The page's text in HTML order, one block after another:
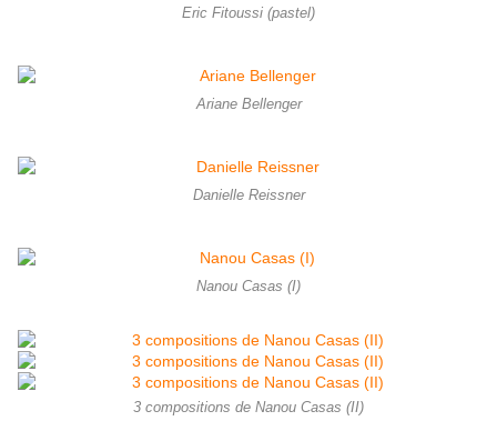
Eric Fitoussi (pastel)
Ariane Bellenger
Danielle Reissner
Nanou Casas (I)
3 compositions de Nanou Casas (II)